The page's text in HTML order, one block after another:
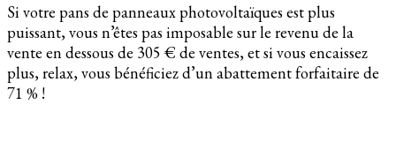
Si votre pans de panneaux photovoltaïques est plus
puissant, vous n’êtes pas imposable sur le revenu de la
vente en dessous de 305 € de ventes, et si vous encaissez
plus, relax, vous bénéficiez d’un abattement forfaitaire de
71 % !